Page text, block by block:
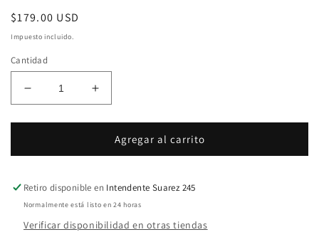
Precio
habitual
$179.00 USD
Impuesto incluido.
Cantidad
Reducir
cantidad
para
Antena
marino
Navico
2.5
Aumentar
cantidad
para
1710
Antena
marino
Navico
2.5
Agregar al carrito
Retiro disponible en Intendente Suarez 245
Normalmente está listo en 24 horas
Verificar disponibilidad en otras tiendas